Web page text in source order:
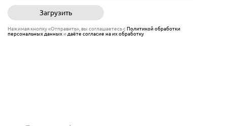
Загрузить
Нажимая кнопку «Отправить», вы соглашаетесь сПолитикой обработки
персональных данныхи даёте согласие на их обработку